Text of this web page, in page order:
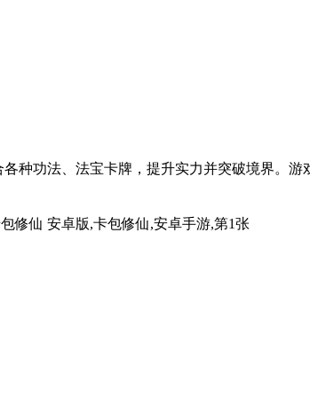
种功法、法宝卡牌，提升实力并突破境界。